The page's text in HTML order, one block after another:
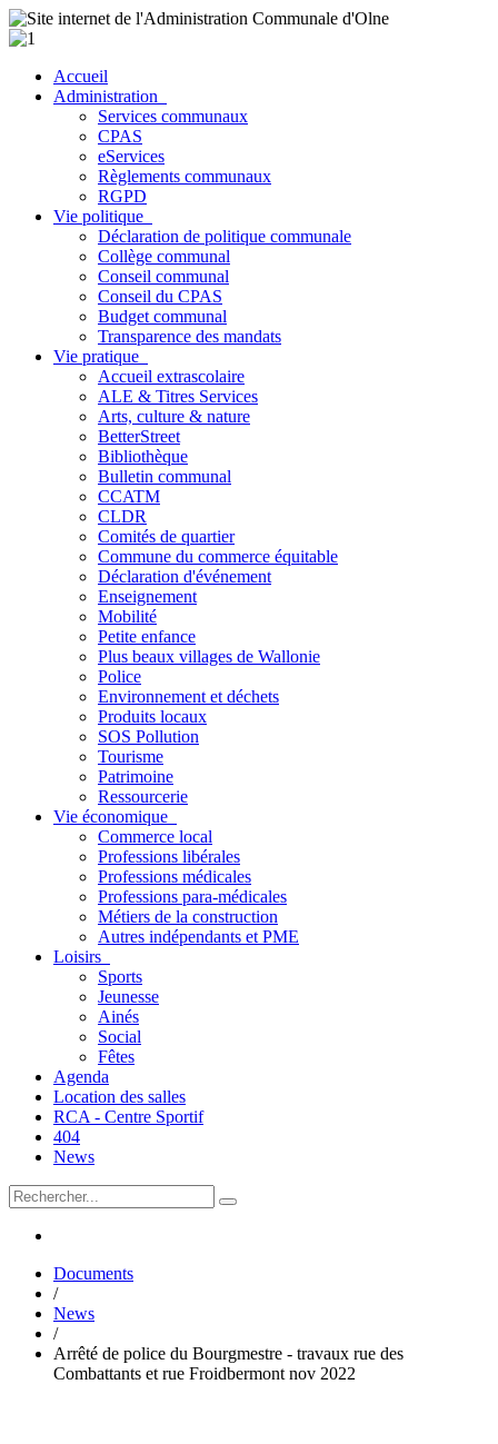
Accueil
Administration
Services communaux
CPAS
eServices
Règlements communaux
RGPD
Vie politique
Déclaration de politique communale
Collège communal
Conseil communal
Conseil du CPAS
Budget communal
Transparence des mandats
Vie pratique
Accueil extrascolaire
ALE & Titres Services
Arts, culture & nature
BetterStreet
Bibliothèque
Bulletin communal
CCATM
CLDR
Comités de quartier
Commune du commerce équitable
Déclaration d'événement
Enseignement
Mobilité
Petite enfance
Plus beaux villages de Wallonie
Police
Environnement et déchets
Produits locaux
SOS Pollution
Tourisme
Patrimoine
Ressourcerie
Vie économique
Commerce local
Professions libérales
Professions médicales
Professions para-médicales
Métiers de la construction
Autres indépendants et PME
Loisirs
Sports
Jeunesse
Ainés
Social
Fêtes
Agenda
Location des salles
RCA - Centre Sportif
404
News
Documents
/
News
/
Arrêté de police du Bourgmestre - travaux rue des
Combattants et rue Froidbermont nov 2022